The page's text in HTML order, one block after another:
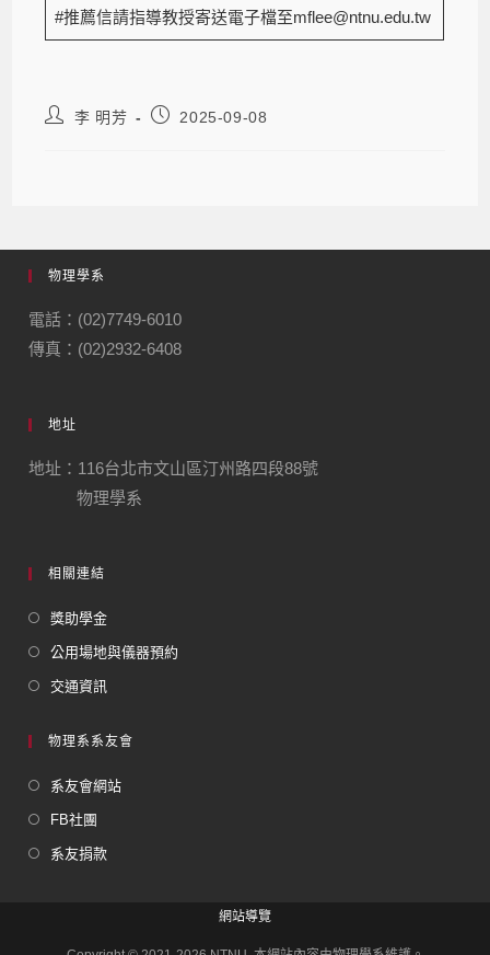
#推薦信請指導教授寄送電子檔至mflee@ntnu.edu.tw
李 明芳 2025-09-08
物理學系
電話：(02)7749-6010
傳真：(02)2932-6408
地址
地址：116台北市文山區汀州路四段88號
物理學系
相關連結
獎助學金
公用場地與儀器預約
交通資訊
物理系系友會
系友會網站
FB社團
系友捐款
網站導覽